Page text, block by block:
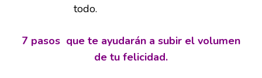
todo.
7 pasos que te ayudarán a subir el volumen
de tu felicidad.